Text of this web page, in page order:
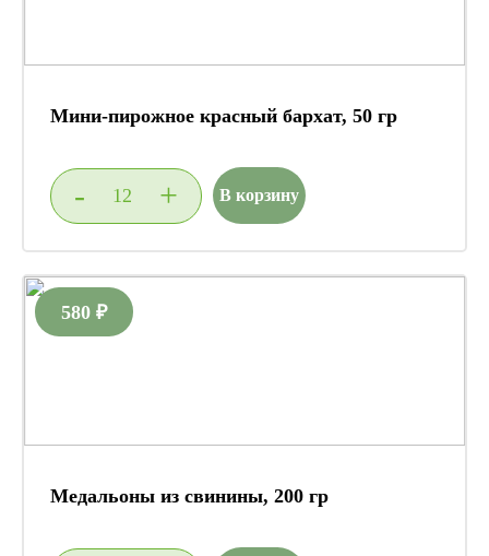
Мини-пирожное красный бархат, 50 гр
- + В корзину
580 ₽
Медальоны из свинины, 200 гр